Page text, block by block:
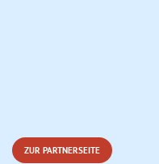
ZUR PARTNERSEITE